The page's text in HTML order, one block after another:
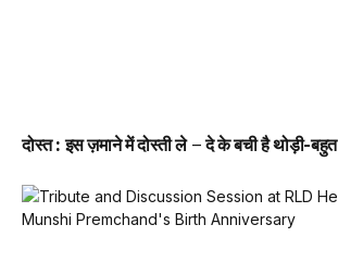
दोस्त : इस ज़माने में दोस्ती ले – दे के बची है थोड़ी-बहुत